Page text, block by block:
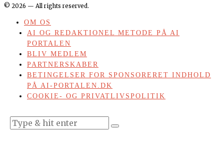
© 2026 — All rights reserved.
OM OS
AI OG REDAKTIONEL METODE PÅ AI
PORTALEN
BLIV MEDLEM
PARTNERSKABER
BETINGELSER FOR SPONSORERET INDHOLD
PÅ AI-PORTALEN.DK
COOKIE- OG PRIVATLIVSPOLITIK